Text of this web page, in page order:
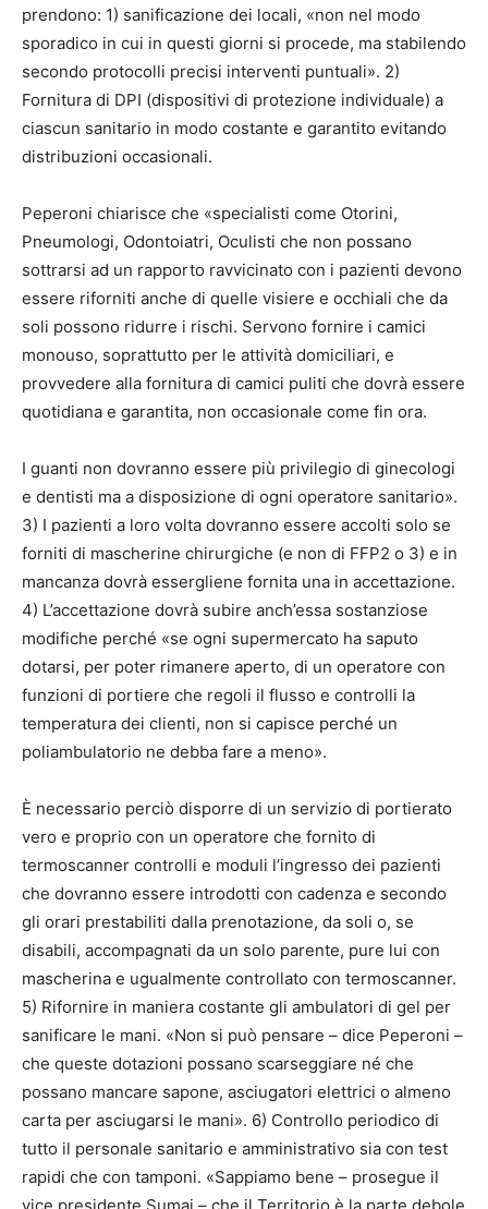
prendono: 1) sanificazione dei locali, «non nel modo
sporadico in cui in questi giorni si procede, ma stabilendo
secondo protocolli precisi interventi puntuali». 2)
Fornitura di DPI (dispositivi di protezione individuale) a
ciascun sanitario in modo costante e garantito evitando
distribuzioni occasionali.
Peperoni chiarisce che «specialisti come Otorini,
Pneumologi, Odontoiatri, Oculisti che non possano
sottrarsi ad un rapporto ravvicinato con i pazienti devono
essere riforniti anche di quelle visiere e occhiali che da
soli possono ridurre i rischi. Servono fornire i camici
monouso, soprattutto per le attività domiciliari, e
provvedere alla fornitura di camici puliti che dovrà essere
quotidiana e garantita, non occasionale come fin ora.
I guanti non dovranno essere più privilegio di ginecologi
e dentisti ma a disposizione di ogni operatore sanitario».
3) I pazienti a loro volta dovranno essere accolti solo se
forniti di mascherine chirurgiche (e non di FFP2 o 3) e in
mancanza dovrà essergliene fornita una in accettazione.
4) L’accettazione dovrà subire anch’essa sostanziose
modifiche perché «se ogni supermercato ha saputo
dotarsi, per poter rimanere aperto, di un operatore con
funzioni di portiere che regoli il flusso e controlli la
temperatura dei clienti, non si capisce perché un
poliambulatorio ne debba fare a meno».
È necessario perciò disporre di un servizio di portierato
vero e proprio con un operatore che fornito di
termoscanner controlli e moduli l’ingresso dei pazienti
che dovranno essere introdotti con cadenza e secondo
gli orari prestabiliti dalla prenotazione, da soli o, se
disabili, accompagnati da un solo parente, pure lui con
mascherina e ugualmente controllato con termoscanner.
5) Rifornire in maniera costante gli ambulatori di gel per
sanificare le mani. «Non si può pensare – dice Peperoni –
che queste dotazioni possano scarseggiare né che
possano mancare sapone, asciugatori elettrici o almeno
carta per asciugarsi le mani». 6) Controllo periodico di
tutto il personale sanitario e amministrativo sia con test
rapidi che con tamponi. «Sappiamo bene – prosegue il
vice presidente Sumai – che il Territorio è la parte debole